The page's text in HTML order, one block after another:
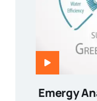
Emergy